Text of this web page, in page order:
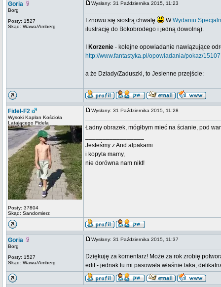
Goria
Borg
Posty: 1527
Skąd: Wawa/Amberg
Wysłany: 31 Października 2015, 11:23
I znowu się siostrą chwalę WWydaniu
ilustrację do Bokobrodego i jedną dowolną).
Korzenie - kolejne opowiadanie nawiązujące
http://www.fantastyka.pl/opowiadania/pokaz/15107
a że Dziady/Zaduszki, to Jesienne przejście:
Fidel-F2
Wysoki Kapłan Kościoła
Latającego Fidela
Posty: 37804
Skąd: Sandomierz
Wysłany: 31 Października 2015, 11:28
Ładny obrazek, mógłbym mieć na ścianie, pod
Jesteśmy z And alpakami
i kopyta mamy,
nie dorówna nam nikt!
Goria
Borg
Posty: 1527
Skąd: Wawa/Amberg
Wysłany: 31 Października 2015, 11:37
Dziękuję za komentarz! Może za rok zrobię
edit - jednak tu mi pasowała właśnie taka,